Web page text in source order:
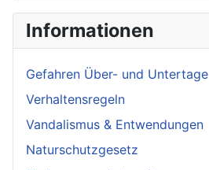
Informationen
Gefahren Über- und Untertage
Verhaltensregeln
Vandalismus & Entwendungen
Naturschutzgesetz